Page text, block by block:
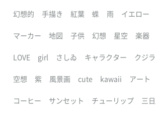
幻想的 手描き 紅葉 蝶 雨 イエロー
マーカー 地図 子供 幻想 星空 楽器
LOVE girl さしゐ キャラクター クジラ
空想 紫 風景画 cute kawaii アート
コーヒー サンセット チューリップ 三